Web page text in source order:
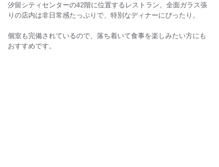
汐留シティセンターの42階に位置するレストラン。全面ガラス張
りの店内は非日常感たっぷりで、特別なディナーにぴったり。
個室も完備されているので、落ち着いて食事を楽しみたい方にも
おすすめです。